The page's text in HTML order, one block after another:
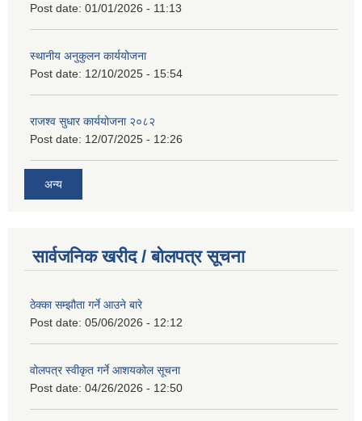
Post date: 01/01/2026 - 11:13
स्थानीय अनुकुलन कार्ययोजना
Post date: 12/10/2025 - 15:54
राजश्व सुधार कार्ययोजना २०८२
Post date: 12/07/2025 - 12:26
अन्य
सार्वजनिक खरीद / बोलपत्र सूचना
ठेक्का सम्झौता गर्ने आउने बारे
Post date: 05/06/2026 - 12:12
वोलपत्र स्वीकृत गर्ने आशयकोल सूचना
Post date: 04/26/2026 - 12:50